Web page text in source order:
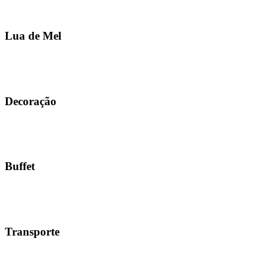
Lua de Mel
Decoração
Buffet
Transporte